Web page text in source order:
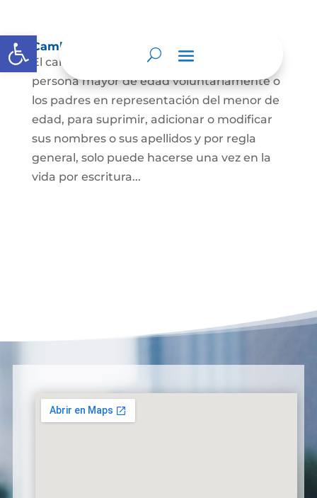
Abrir barra de herramientas
Cambio Nombre
El cambio de nombre lo podrá hacer la
persona mayor de edad voluntariamente o
los padres en representación del menor de
edad, para suprimir, adicionar o modificar
sus nombres o sus apellidos y por regla
general, solo puede hacerse una vez en la
vida por escritura...